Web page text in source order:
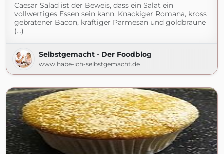
Caesar Salad ist der Beweis, dass ein Salat ein
vollwertiges Essen sein kann. Knackiger Romana, kross
gebratener Bacon, kräftiger Parmesan und goldbraune
(...)
Selbstgemacht - Der Foodblog
www.habe-ich-selbstgemacht.de